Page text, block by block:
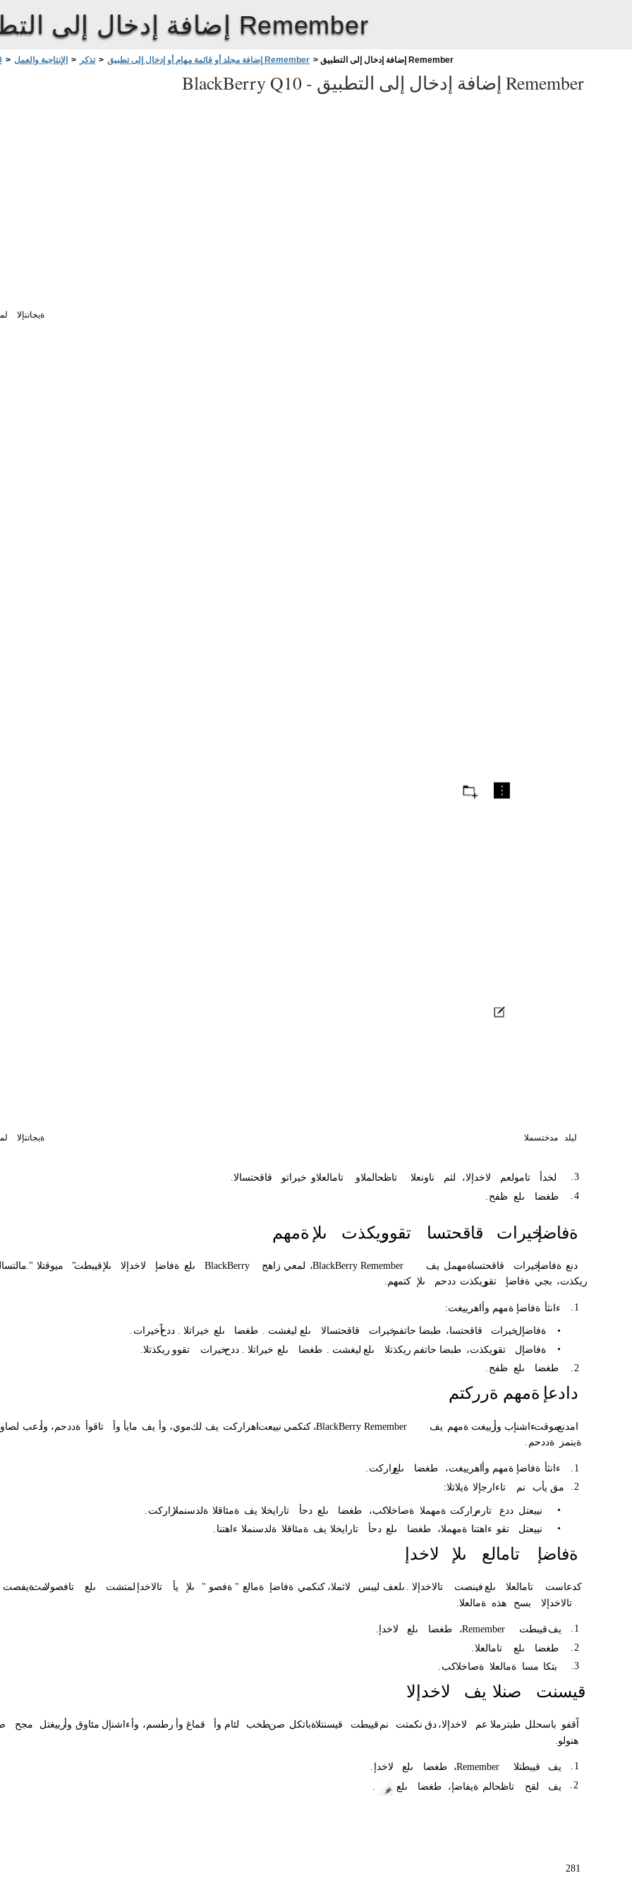
إضافة إدخال إلى التطبيق Remember
> الإنتاجية والعمل > تذكر > إضافة مجلد أو قائمة مهام أو إدخال إلى تطبيق Remember > إضافة إدخال إلى التطبيق Remember
BlackBerry Q10 - إضافة إدخال إلى التطبيق Remember
ةيجاتنإلا
3
. لخدأ تامولعم ،لاخدإلا لثم ناونعلا تاظحالملاو تامالعلاو خيراتو قاقحتسالا.
4
. طغضا ىلع ظفح .
ةفاضإخيرات قاقحتسا تقووريكذت ىلإ ةمهم
دنع ةفاضإخيرات قاقحتساةمهمل يف BlackBerry Remember، لمعي زاهج BlackBerry ىلع ةفاضإ لاخدإلا ىلإقيبطت" ميوقتلا ."
،ريكذت
بجي ةفاضإ تقوريكذت ددحم ىلإ كتمهم.
1
. ءانثأ ةفاضإ ةمهم وأ اهرييغت:
• ةفاضإلخيرات ،قاقحتسا طبضا حاتفمخيرات قاقحتسالا ىلع ليغشت . طغضا ىلع خيراتلا . ددحاًخيرات .
•
ةفاضإل تقو،ريكذت طبضا حاتفم ريكذتلا ىلع ليغشت . طغضا ىلع خيراتلا . ددحخيرات تقوو ريكذتلا.
2
. طغضا ىلع ظفح .
دادعإ ةمهم ةرركتم
امدنعموقتءاشنإب وأرييغت ةمهم يف BlackBerry Remember، كنكمي نييعت اهراركت يف لك،موي وأ يف مايأ وأ تاقوأ ،ةددحم وأدعب
ةينمز
ةددحم .
1
. ءانثأ ةفاضإ ةمهم وأ ،اهرييغت طغضا ىلعراركت .
2
. مق يأب نم تاءارجإلا ةيلاتلا:
• نييعتل ددع تارمراركت ةمهملا ةصاخلا،كب طغضا ىلع دحأ تارايخلا يف ةمئاقلا ةلدسنملاراركت .
•
نييعتل تقو ءاهتنا ،ةمهملا طغضا ىلع دحأ تارايخلا يف ةمئاقلا ةلدسنملا ءاهتنا .
ةفاضإ تامالع ىلإ لاخدإ
كدعاست تامالعلا ىلع فينصت تالاخدإلا . ىلعف ليبس ،لاثملا كنكمي ةفاضإ ةمالع " ةفصو " ىلإ يأ تالاخدإ لمتشت ىلع تافصولامثةيفصت
تالاخدإلا
بسح هذه ةمالعلا.
1
. يف قيبطت Remember، طغضا ىلع لاخدإ .
2
. طغضا ىلع تامالعلا.
3
. بتكا مسا ةمالعلا ةصاخلاكب .
قيسنت صنلا يف لاخدإلا
اًقفو باسحلل طبترملا عم ،لاخدإلا دق نكمتت نم قيبطت قيسنتلاةباتكل صنطخب لئام وأ قماغ وأ ،رطسم وأ ءاشنإل مئاوق وأرييغتل مجح
هنولو.
1
. يف قيبطتلا Remember، طغضا ىلع لاخدإ .
2
. يف لقح تاظحالم ةيفاضإ، طغضا ىلع .
ليلد مدختسملا ةيجاتنإلا
281